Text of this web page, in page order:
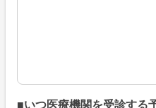
■いつ医療機関を受診する